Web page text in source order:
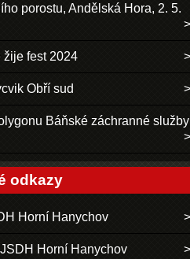
porostu, Andělská Hora, 2. 5.
žije fest 2024
Obří sud
Báňské záchranné služby
odkazy
Horní Hanychov
Horní Hanychov